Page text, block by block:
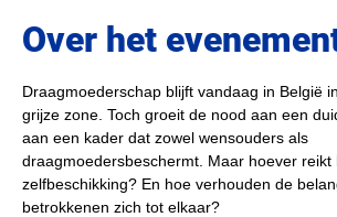
Over het
Draagmoederschap blijft vandaag in België
grijze zone. Toch groeit de nood aan een
aan een kader dat zowel wensouders als
draagmoedersbeschermt. Maar hoever reikt
zelfbeschikking? En hoe verhouden de
betrokkenen zich tot elkaar?